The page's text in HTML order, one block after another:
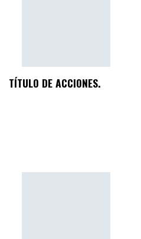
TÍTULO DE ACCIONES.